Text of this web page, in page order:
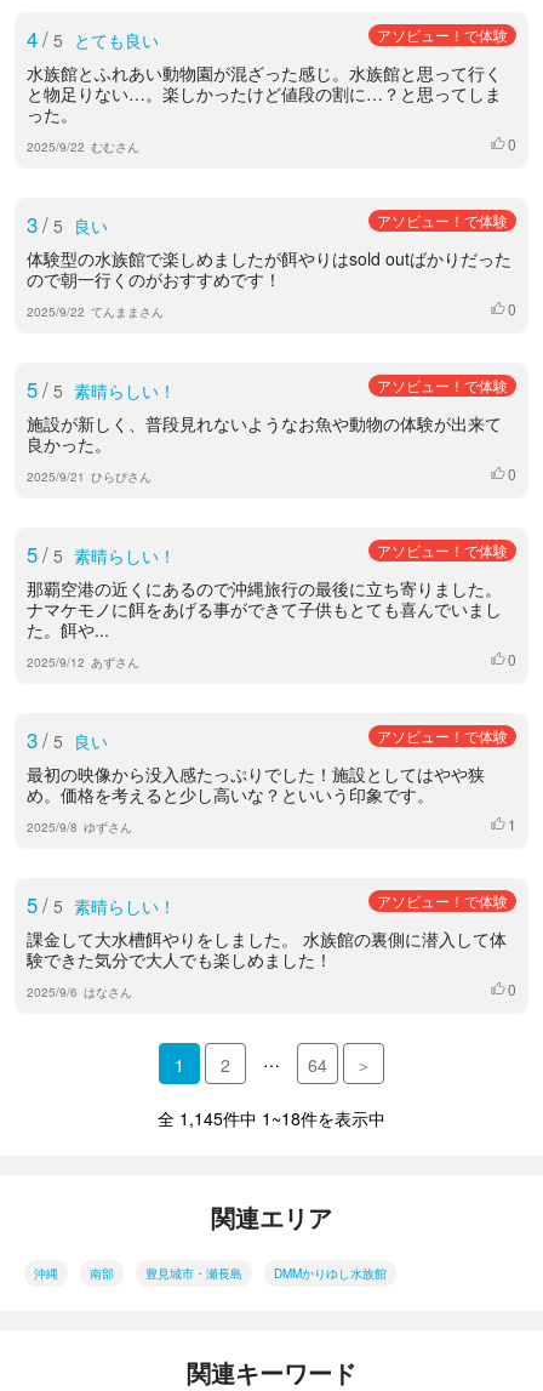
4/ 5 とても良い アソビュー！で体験
水族館とふれあい動物園が混ざった感じ。水族館と思って行く
と物足りない…。楽しかったけど値段の割に…？と思ってしま
った。
2025/9/22 むむさん いいね
0
3/ 5 良い アソビュー！で体験
体験型の水族館で楽しめましたが餌やりはsold outばかりだった
ので朝一行くのがおすすめです！
2025/9/22 てんままさん いいね
0
5/ 5 素晴らしい！ アソビュー！で体験
施設が新しく、普段見れないようなお魚や動物の体験が出来て
良かった。
2025/9/21 ひらぴさん いいね
0
5/ 5 素晴らしい！ アソビュー！で体験
那覇空港の近くにあるので沖縄旅行の最後に立ち寄りました。
ナマケモノに餌をあげる事ができて子供もとても喜んでいまし
た。餌や...
2025/9/12 あずさん いいね
0
3/ 5 良い アソビュー！で体験
最初の映像から没入感たっぷりでした！施設としてはやや狭
め。価格を考えると少し高いな？といいう印象です。
2025/9/8 ゆずさん いいね
1
5/ 5 素晴らしい！ アソビュー！で体験
課金して大水槽餌やりをしました。 水族館の裏側に潜入して体
験できた気分で大人でも楽しめました！
2025/9/6 はなさん いいね
0
1 2 … 64 ＞
全 1,145件中 1~18件を表示中
関連エリア
沖縄 南部 豊見城市・瀬長島 DMMかりゆし水族館
関連キーワード